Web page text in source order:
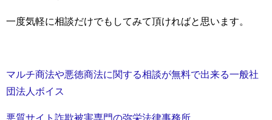
一度気軽に相談だけでもしてみて頂ければと思います。
マルチ商法や悪徳商法に関する相談が無料で出来る一般社
団法人ボイス
悪質サイト詐欺被害専門の弥栄法律事務所